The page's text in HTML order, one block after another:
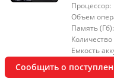
Процессор:
Объем
Память (Гб):
Емкость
Сообщить о